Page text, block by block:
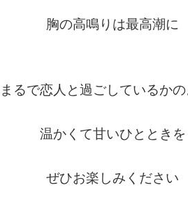
胸の高鳴りは最高潮に
まるで恋人と過ごしているか
温かくて甘いひとときを
ぜひお楽しみください